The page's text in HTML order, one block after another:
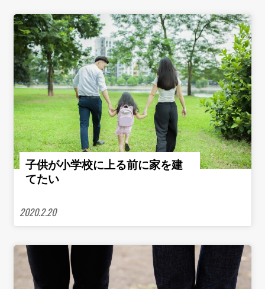
子供が小学校に上る前に家を建
てたい
2020.2.20